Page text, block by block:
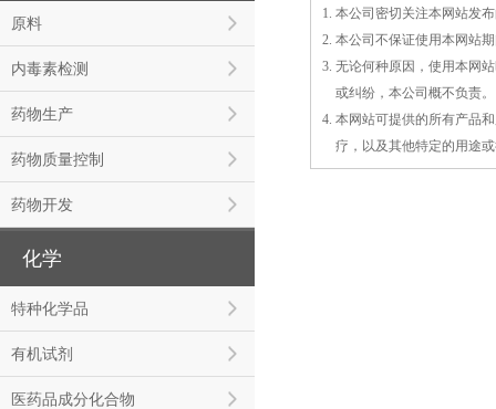
原料
内毒素检测
药物生产
药物质量控制
药物开发
化学
特种化学品
有机试剂
医药品成分化合物
1. 本公司密切关注本网站发
2. 本公司不保证使用本网站
3. 无论何种原因，使用本网
或纠纷，本公司概不负责。
4. 本网站可提供的所有产品
疗，以及其他特定的用途